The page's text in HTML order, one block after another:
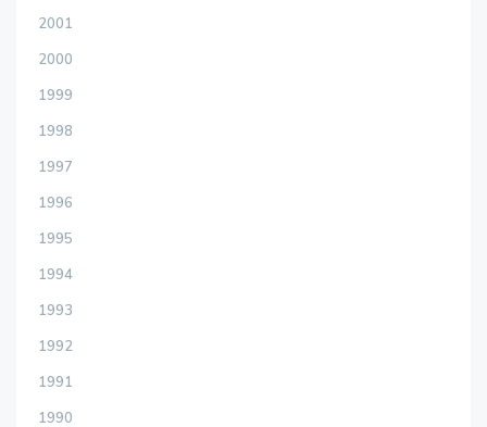
2001
2000
1999
1998
1997
1996
1995
1994
1993
1992
1991
1990